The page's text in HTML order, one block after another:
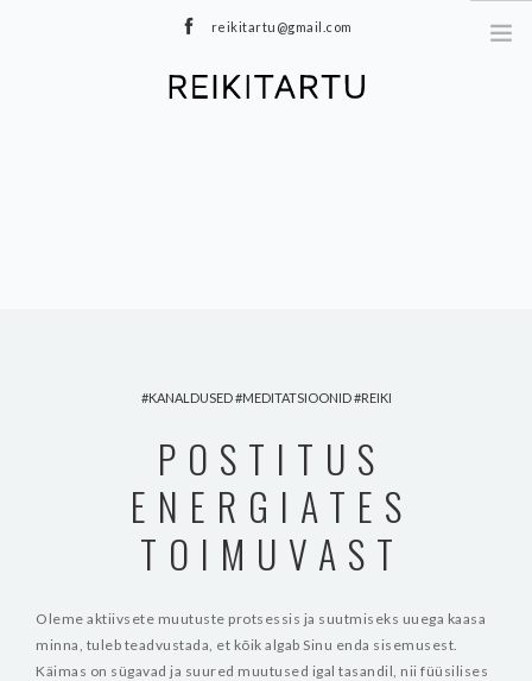
reikitartu@gmail.com
KANALDUSED MEDITATSIOONID REIKI
POSTITUS
ENERGIATES
TOIMUVAST
Oleme aktiivsete muutuste protsessis ja suutmiseks uuega kaasa
minna, tuleb teadvustada, et kõik algab Sinu enda sisemusest.
Käimas on sügavad ja suured muutused igal tasandil, nii füüsilises